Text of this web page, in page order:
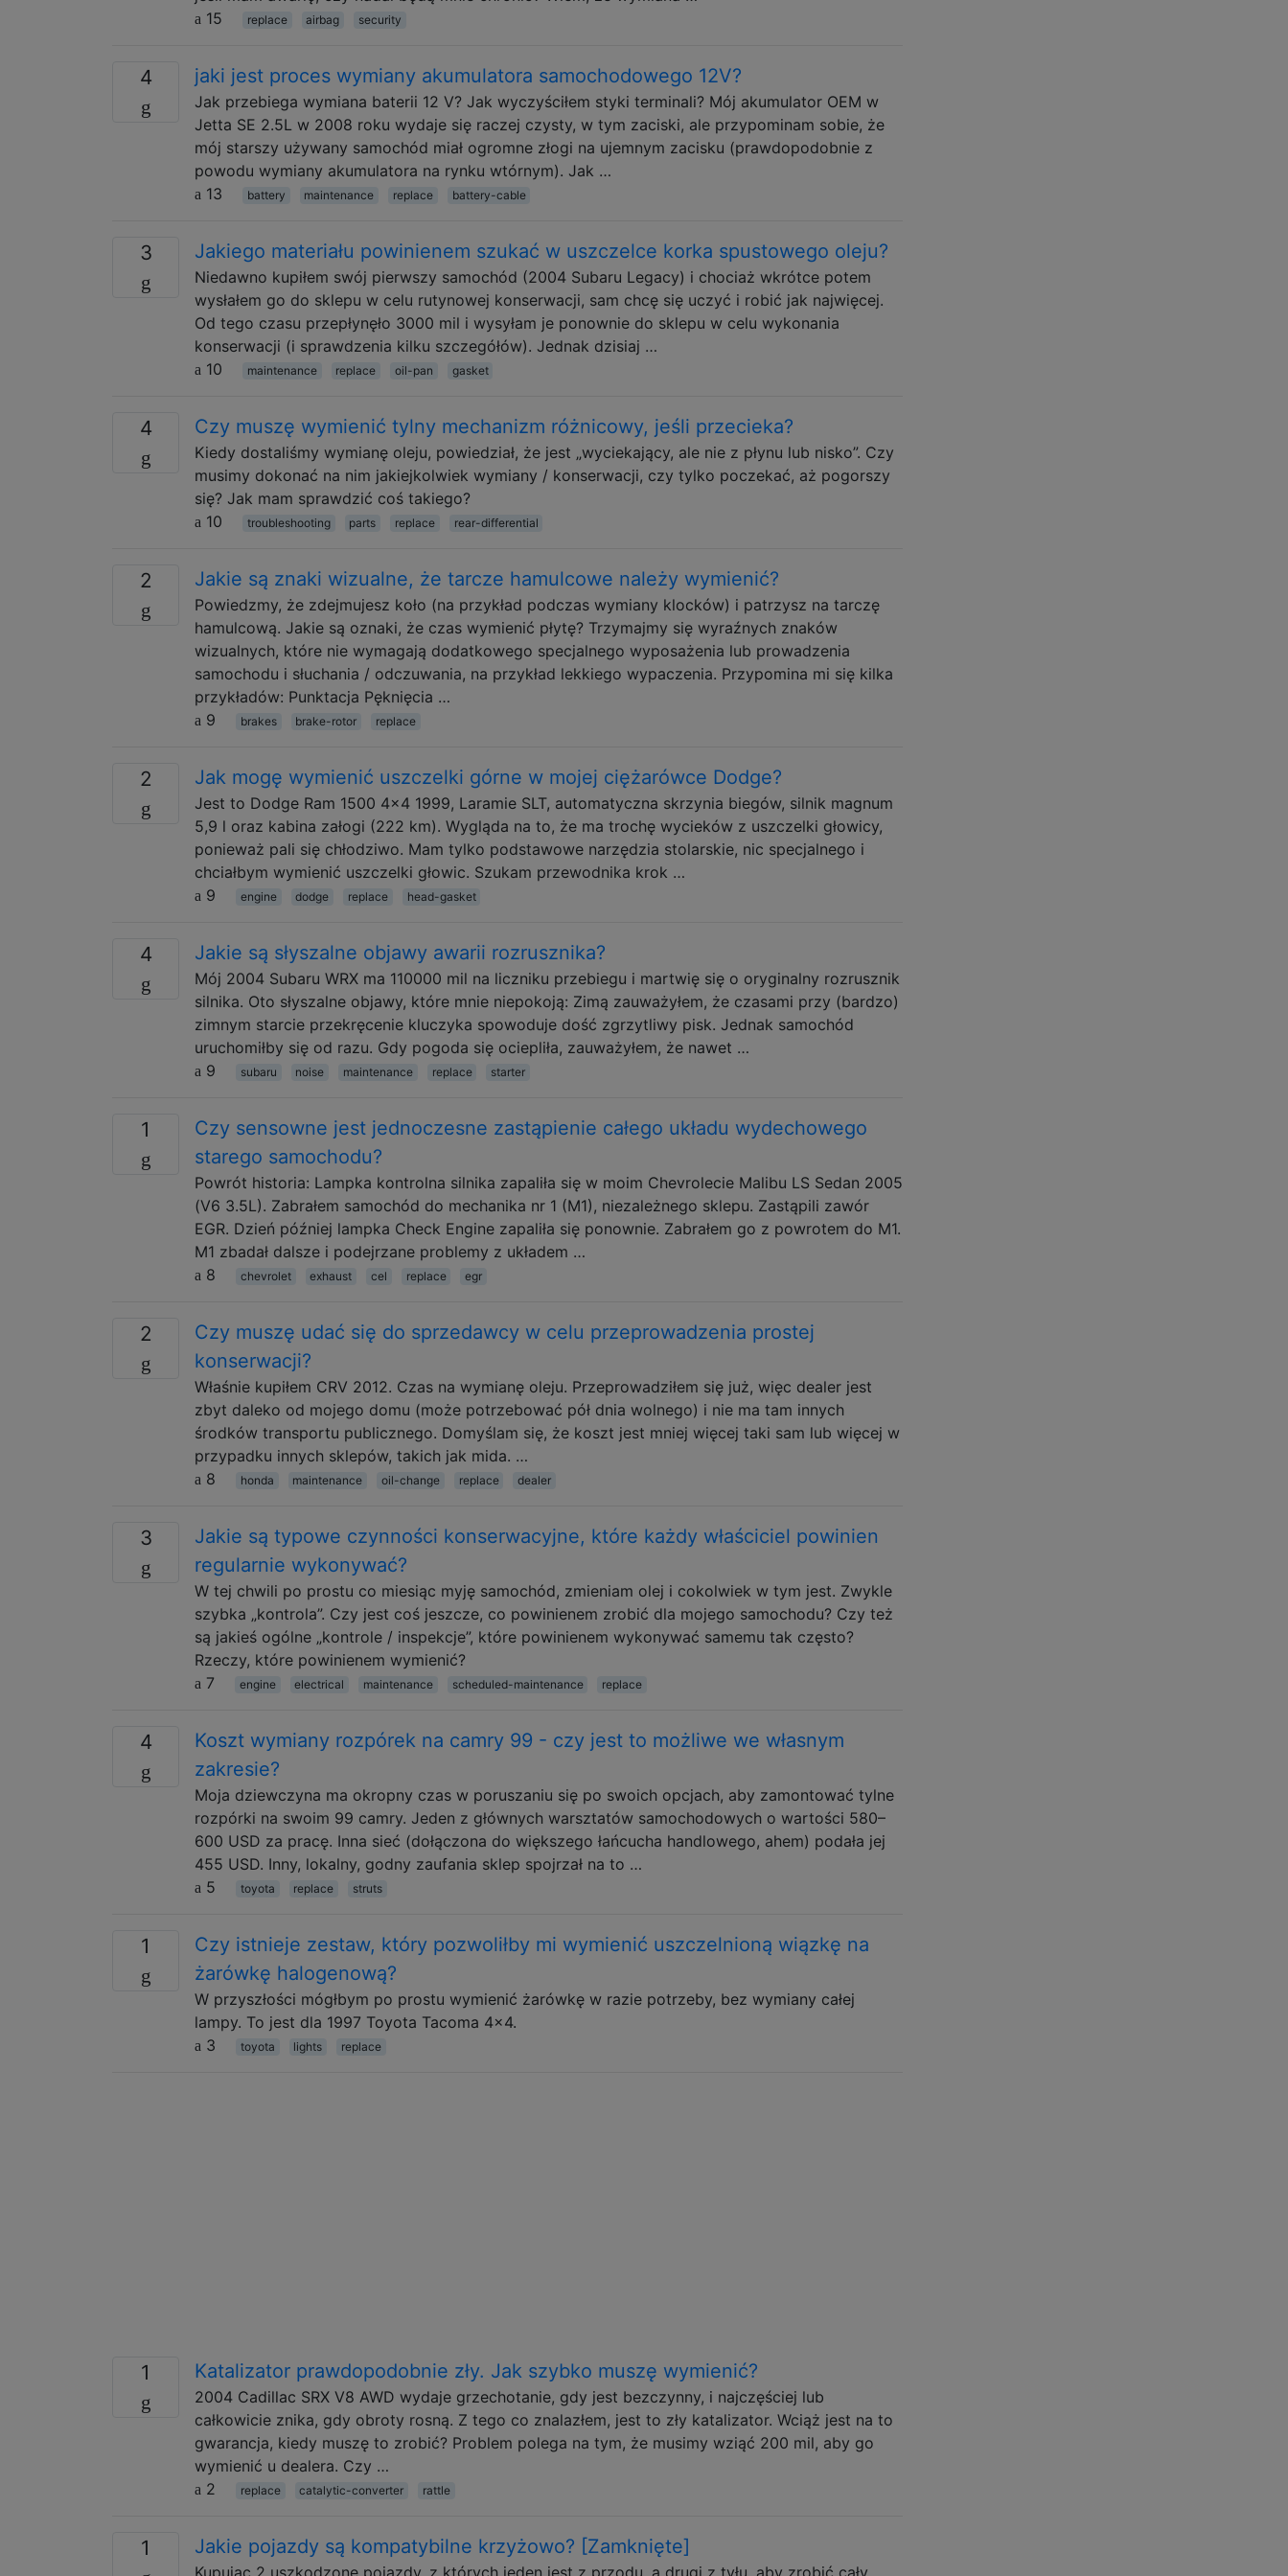
15
replace airbag security
4 jaki jest proces wymiany akumulatora samochodowego 12V?
Jak przebiega wymiana baterii 12 V? Jak wyczyściłem styki terminali? Mój akumulator OEM w
Jetta SE 2.5L w 2008 roku wydaje się raczej czysty, w tym zaciski, ale przypominam sobie, że
mój starszy używany samochód miał ogromne złogi na ujemnym zacisku (prawdopodobnie z
powodu wymiany akumulatora na rynku wtórnym). Jak …
13
battery maintenance replace battery-cable
3 Jakiego materiału powinienem szukać w uszczelce korka spustowego oleju?
Niedawno kupiłem swój pierwszy samochód (2004 Subaru Legacy) i chociaż wkrótce potem
wysłałem go do sklepu w celu rutynowej konserwacji, sam chcę się uczyć i robić jak najwięcej.
Od tego czasu przepłynęło 3000 mil i wysyłam je ponownie do sklepu w celu wykonania
konserwacji (i sprawdzenia kilku szczegółów). Jednak dzisiaj …
10
maintenance replace oil-pan gasket
4 Czy muszę wymienić tylny mechanizm różnicowy, jeśli przecieka?
Kiedy dostaliśmy wymianę oleju, powiedział, że jest „wyciekający, ale nie z płynu lub nisko”. Czy
musimy dokonać na nim jakiejkolwiek wymiany / konserwacji, czy tylko poczekać, aż pogorszy
się? Jak mam sprawdzić coś takiego?
10
troubleshooting parts replace rear-differential
2 Jakie są znaki wizualne, że tarcze hamulcowe należy wymienić?
Powiedzmy, że zdejmujesz koło (na przykład podczas wymiany klocków) i patrzysz na tarczę
hamulcową. Jakie są oznaki, że czas wymienić płytę? Trzymajmy się wyraźnych znaków
wizualnych, które nie wymagają dodatkowego specjalnego wyposażenia lub prowadzenia
samochodu i słuchania / odczuwania, na przykład lekkiego wypaczenia. Przypomina mi się kilka
przykładów: Punktacja Pęknięcia …
9
brakes brake-rotor replace
2 Jak mogę wymienić uszczelki górne w mojej ciężarówce Dodge?
Jest to Dodge Ram 1500 4x4 1999, Laramie SLT, automatyczna skrzynia biegów, silnik magnum
5,9 l oraz kabina załogi (222 km). Wygląda na to, że ma trochę wycieków z uszczelki głowicy,
ponieważ pali się chłodziwo. Mam tylko podstawowe narzędzia stolarskie, nic specjalnego i
chciałbym wymienić uszczelki głowic. Szukam przewodnika krok …
9
engine dodge replace head-gasket
4 Jakie są słyszalne objawy awarii rozrusznika?
Mój 2004 Subaru WRX ma 110000 mil na liczniku przebiegu i martwię się o oryginalny rozrusznik
silnika. Oto słyszalne objawy, które mnie niepokoją: Zimą zauważyłem, że czasami przy (bardzo)
zimnym starcie przekręcenie kluczyka spowoduje dość zgrzytliwy pisk. Jednak samochód
uruchomiłby się od razu. Gdy pogoda się ociepliła, zauważyłem, że nawet …
9
subaru noise maintenance replace starter
1
Czy sensowne jest jednoczesne zastąpienie całego układu wydechowego
starego samochodu?
Powrót historia: Lampka kontrolna silnika zapaliła się w moim Chevrolecie Malibu LS Sedan 2005
(V6 3.5L). Zabrałem samochód do mechanika nr 1 (M1), niezależnego sklepu. Zastąpili zawór
EGR. Dzień później lampka Check Engine zapaliła się ponownie. Zabrałem go z powrotem do M1.
M1 zbadał dalsze i podejrzane problemy z układem …
8
chevrolet exhaust cel replace egr
2
Czy muszę udać się do sprzedawcy w celu przeprowadzenia prostej
konserwacji?
Właśnie kupiłem CRV 2012. Czas na wymianę oleju. Przeprowadziłem się już, więc dealer jest
zbyt daleko od mojego domu (może potrzebować pół dnia wolnego) i nie ma tam innych
środków transportu publicznego. Domyślam się, że koszt jest mniej więcej taki sam lub więcej w
przypadku innych sklepów, takich jak mida. …
8
honda maintenance oil-change replace dealer
3
Jakie są typowe czynności konserwacyjne, które każdy właściciel powinien
regularnie wykonywać?
W tej chwili po prostu co miesiąc myję samochód, zmieniam olej i cokolwiek w tym jest. Zwykle
szybka „kontrola”. Czy jest coś jeszcze, co powinienem zrobić dla mojego samochodu? Czy też
są jakieś ogólne „kontrole / inspekcje”, które powinienem wykonywać samemu tak często?
Rzeczy, które powinienem wymienić?
7
engine electrical maintenance scheduled-maintenance replace
4
Koszt wymiany rozpórek na camry 99 - czy jest to możliwe we własnym
zakresie?
Moja dziewczyna ma okropny czas w poruszaniu się po swoich opcjach, aby zamontować tylne
rozpórki na swoim 99 camry. Jeden z głównych warsztatów samochodowych o wartości 580–
600 USD za pracę. Inna sieć (dołączona do większego łańcucha handlowego, ahem) podała jej
455 USD. Inny, lokalny, godny zaufania sklep spojrzał na to …
5
toyota replace struts
1
Czy istnieje zestaw, który pozwoliłby mi wymienić uszczelnioną wiązkę na
żarówkę halogenową?
W przyszłości mógłbym po prostu wymienić żarówkę w razie potrzeby, bez wymiany całej
lampy. To jest dla 1997 Toyota Tacoma 4x4.
3
toyota lights replace
1 Katalizator prawdopodobnie zły. Jak szybko muszę wymienić?
2004 Cadillac SRX V8 AWD wydaje grzechotanie, gdy jest bezczynny, i najczęściej lub
całkowicie znika, gdy obroty rosną. Z tego co znalazłem, jest to zły katalizator. Wciąż jest na to
gwarancja, kiedy muszę to zrobić? Problem polega na tym, że musimy wziąć 200 mil, aby go
wymienić u dealera. Czy …
2
replace catalytic-converter rattle
1 Jakie pojazdy są kompatybilne krzyżowo? [Zamknięte]
Kupując 2 uszkodzone pojazdy, z których jeden jest z przodu, a drugi z tyłu, aby zrobić cały